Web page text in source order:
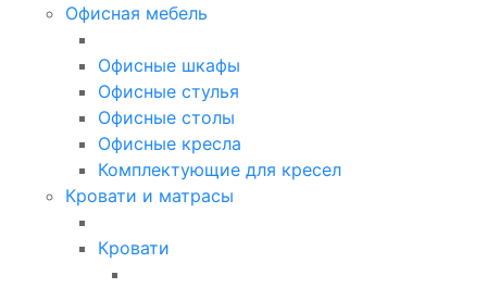
Офисная мебель
Офисные шкафы
Офисные стулья
Офисные столы
Офисные кресла
Комплектующие для кресел
Кровати и матрасы
Кровати